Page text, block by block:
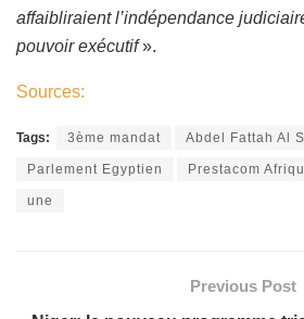
affaibliraient l’indépendance
pouvoir exécutif».
Sources:
Tags: 3ème mandat Abdel Fattah Al
Parlement Egyptien Prestacom
une
Previous Post